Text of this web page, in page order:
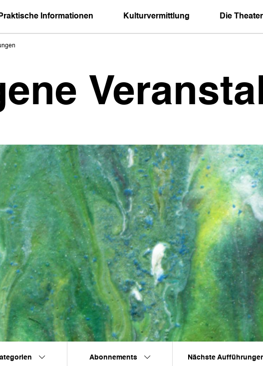
Praktische Informationen Kulturvermittlung Die Theater
Abonnements Nächste